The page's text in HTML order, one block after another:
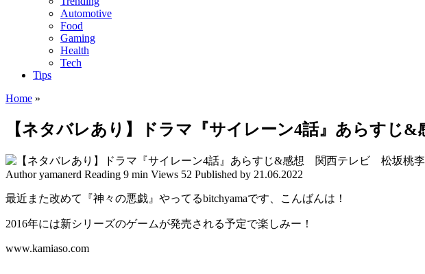
Automotive
Food
Gaming
Health
Tech
Tips
Home »
【ネタバレあり】ドラマ『サイレーン4話』あらす
Author yamanerd Reading 9 min Views 52 Published by 21.06.2022
最近また改めて『神々の悪戯』やってるbitchyamaです、こんばんは！
2016年には新シリーズのゲームが発売される予定で楽しみー！
www.kamiaso.com